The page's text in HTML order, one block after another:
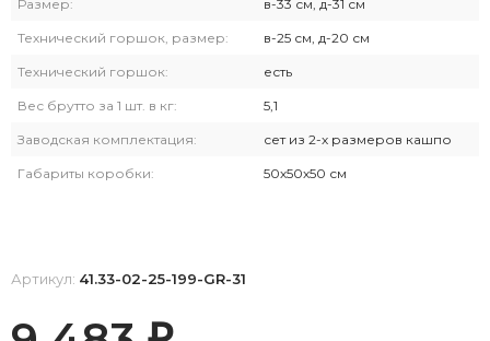
Размер: в-33 см, д-31 см
Технический горшок, размер: в-25 см, д-20 см
Технический горшок: есть
Вес брутто за 1 шт. в кг: 5,1
Заводская комплектация: сет из 2-х размеров кашпо
Габариты коробки: 50х50х50 см
Артикул: 41.33-02-25-199-GR-31